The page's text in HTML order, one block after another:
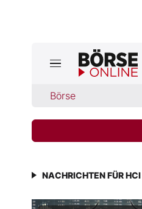
Börse
Jetzt a
NACHRICHTEN FÜR